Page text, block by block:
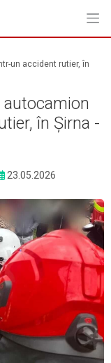
un accident rutier, în
în Șirna -
23.05.2026